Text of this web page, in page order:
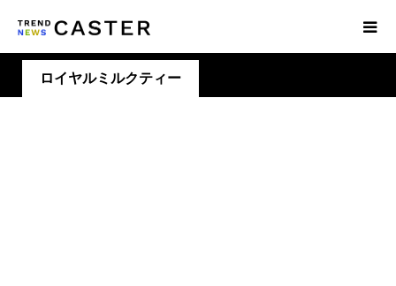
ロイヤルミルクティー